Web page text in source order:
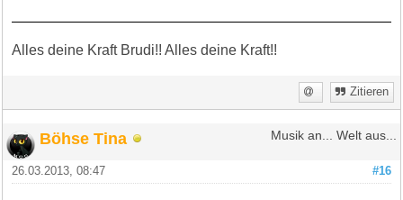
Alles deine Kraft Brudi!! Alles deine Kraft!!
Zitieren
Böhse Tina Musik an... Welt aus...
#16
26.03.2013, 08:47